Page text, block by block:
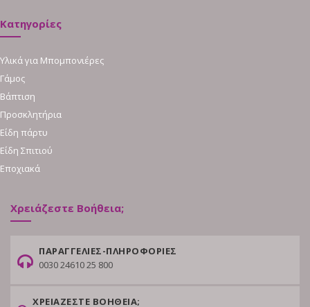
Κατηγορίες
Υλικά για Μπομπονιέρες
Γάμος
Βάπτιση
Προσκλητήρια
Είδη πάρτυ
Είδη Σπιτιού
Εποχιακά
Χρειάζεστε Βοήθεια;
ΠΑΡΑΓΓΕΛΙΕΣ-ΠΛΗΡΟΦΟΡΙΕΣ
0030 24610 25 800
ΧΡΕΙΑΖΕΣΤΕ ΒΟΗΘΕΙΑ;